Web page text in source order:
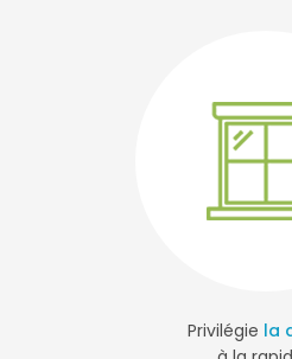
Privilégie la